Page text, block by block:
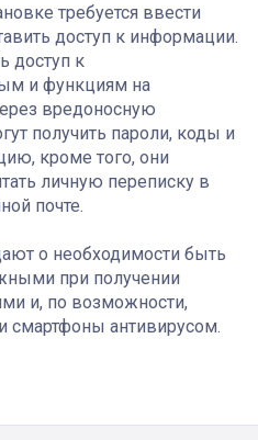
требуется ввести
доступ к информации.
доступ к
и функциям на
вредоносную
получить пароли, коды и
кроме того, они
личную переписку в
почте.
о необходимости быть
при получении
и, по возможности,
смартфоны антивирусом.